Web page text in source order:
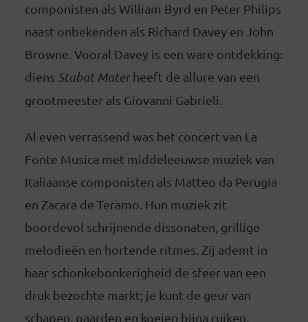
componisten als William Byrd en Peter Philips
naast onbekenden als Richard Davey en John
Browne. Vooral Davey is een ware ontdekking:
diens Stabat Materheeft de allure van een
grootmeester als Giovanni Gabrieli.
Al even verrassend was het concert van La
Fonte Musica met middeleeuwse muziek van
Italiaanse componisten als Matteo da Perugia
en Zacara de Teramo. Hun muziek zit
boordevol schrijnende dissonaten, grillige
melodieën en hortende ritmes. Zij ademt in
haar schonkebonkerigheid de sfeer van een
druk bezochte markt; je kunt de geur van
schapen, paarden en koeien bijna ruiken.